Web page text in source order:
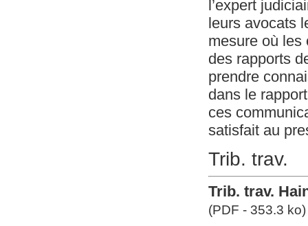
l’expert
leurs avocats
mesure où les
des rapports
prendre
dans le
ces
satisfait au
Trib. trav.
Trib. trav.
(PDF - 353.3 ko)